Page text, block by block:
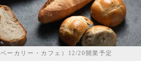
ーカリー・カフェ）12/20開業予定